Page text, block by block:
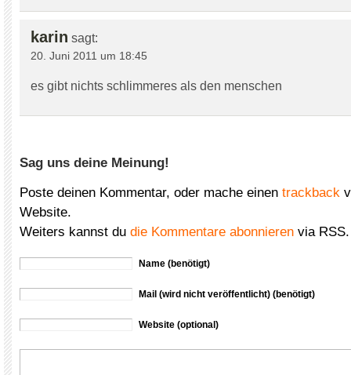
karin sagt:
20. Juni 2011 um 18:45
es gibt nichts schlimmeres als den menschen
Sag uns deine Meinung!
Poste deinen Kommentar, oder mache einen trackback
Website.
Weiters kannst du die Kommentare abonnieren via RSS.
Name (benötigt)
Mail (wird nicht veröffentlicht) (benötigt)
Website (optional)